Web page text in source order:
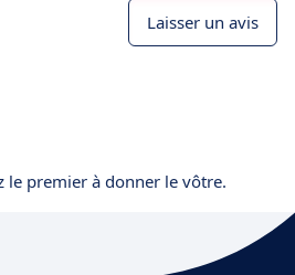
Laisser un avis
le premier à donner le vôtre.